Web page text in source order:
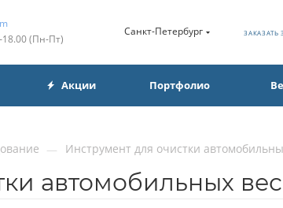
(Пн‑Пт)
Санкт-Петербург ЗАКАЗАТЬ
Акции Портфолио
— Инструмент для очистки
автомобильных